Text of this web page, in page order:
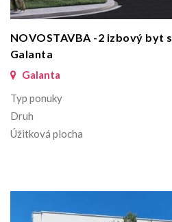
NOVOSTAVBA -2 izbový byt
Galanta
Galanta
Typ ponuky
Druh
Úžitková plocha